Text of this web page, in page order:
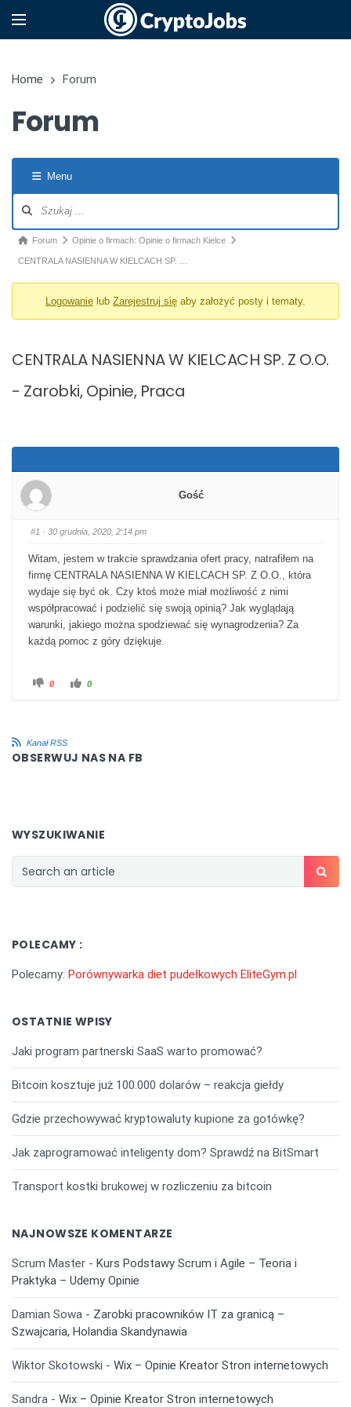
Home Forum
Forum
Menu
Ścieżka forum - jesteś tutaj:
Forum Opinie o firmach: Opinie o firmach Kielce
CENTRALA NASIENNA W KIELCACH SP. …
Logowanie lub Zarejestruj się aby założyć posty i tematy.
CENTRALA NASIENNA W KIELCACH SP. Z O.O.
- Zarobki, Opinie, Praca
Gość
#1 · 30 grudnia, 2020, 2:14 pm
Witam, jestem w trakcie sprawdzania ofert pracy, natrafiłem na
firmę CENTRALA NASIENNA W KIELCACH SP. Z O.O., która
wydaje się być ok. Czy ktoś może miał możliwość z nimi
współpracować i podzielić się swoją opinią? Jak wyglądają
warunki, jakiego można spodziewać się wynagrodzenia? Za
każdą pomoc z góry dziękuje.
Kliknij dla kciuka w dół.
0 Kliknij dla kciuka w górę.
0
Kanał RSS
OBSERWUJ NAS NA FB
WYSZUKIWANIE
POLECAMY :
Polecamy: Porównywarka diet pudełkowych EliteGym.pl
OSTATNIE WPISY
Jaki program partnerski SaaS warto promować?
Bitcoin kosztuje już 100.000 dolarów – reakcja giełdy
Gdzie przechowywać kryptowaluty kupione za gotówkę?
Jak zaprogramować inteligenty dom? Sprawdź na BitSmart
Transport kostki brukowej w rozliczeniu za bitcoin
NAJNOWSZE KOMENTARZE
Scrum Master - Kurs Podstawy Scrum i Agile – Teoria i
Praktyka – Udemy Opinie
Damian Sowa - Zarobki pracowników IT za granicą –
Szwajcaria, Holandia Skandynawia
Wiktor Skotowski - Wix – Opinie Kreator Stron internetowych
Sandra - Wix – Opinie Kreator Stron internetowych